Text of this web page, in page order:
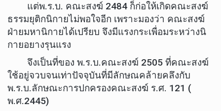
แต่พ.ร.บ. คณะสงฆ์ 2484 ก็ก่อให้เกิดคณะสงฆ์
ธรรมยุติกนิกายไม่พอใจอีก เพราะมองว่า คณะสงฆ์
ฝ่ายมหานิกายได้เปรียบ จึงมีแรงกระเพื่อมระหว่างนิ
กายอยางรุนแรง
จึงเป็นที่ของ พ.ร.บ.คณะสงฆ์ 2505 ที่คณะสงฆ์
ใช้อยู่จวบจนเท่าปัจจุบันที่มีลักษณคล้ายคลึงกับ
พ.ร.บ.ลักษณะการปกครองคณะสงฆ์ ร.ศ. 121 (
พ.ศ.2445)